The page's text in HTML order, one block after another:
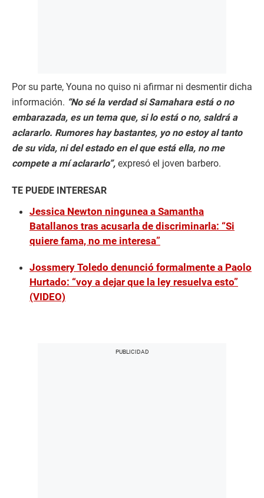
Por su parte, Youna no quiso ni afirmar ni desmentir dicha
información. “No sé la verdad si Samahara está o no
embarazada, es un tema que, si lo está o no, saldrá a
aclararlo. Rumores hay bastantes, yo no estoy al tanto
de su vida, ni del estado en el que está ella, no me
compete a mí aclararlo”, expresó el joven barbero.
TE PUEDE INTERESAR
Jessica Newton ningunea a Samantha
Batallanos tras acusarla de discriminarla: “Si
quiere fama, no me interesa”
Jossmery Toledo denunció formalmente a Paolo
Hurtado: “voy a dejar que la ley resuelva esto”
(VIDEO)